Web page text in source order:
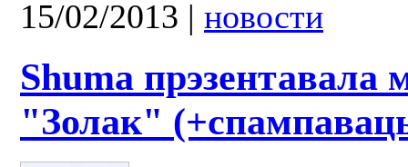
15/02/2013 | новости
Shuma прэзентавала
"Золак"